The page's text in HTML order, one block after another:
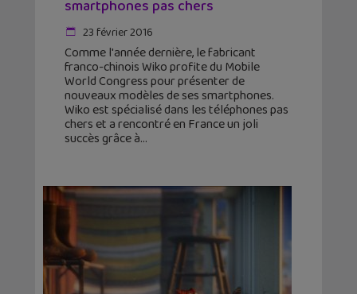
smartphones pas chers
23 février 2016
Comme l'année dernière, le fabricant
franco-chinois Wiko profite du Mobile
World Congress pour présenter de
nouveaux modèles de ses smartphones.
Wiko est spécialisé dans les téléphones pas
chers et a rencontré en France un joli
succès grâce à